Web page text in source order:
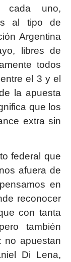
cada uno,
al tipo de
Argentina
libres de
todos
el 3 y el
la apuesta
que los
extra sin
federal que
afuera de
en
reconocer
con tanta
también
no apuestan
Di Lena,